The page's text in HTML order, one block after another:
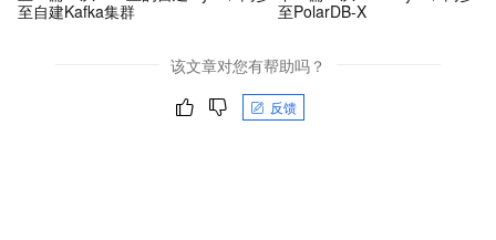
至自建Kafka集群
至PolarDB-X
该文章对您有帮助吗？
反馈